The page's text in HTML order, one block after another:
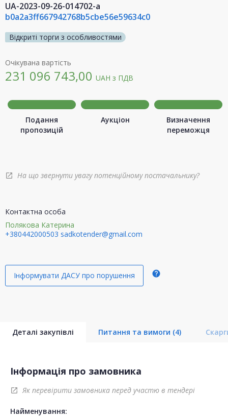
UA-2023-09-26-014702-a
b0a2a3ff667942768b5cbe56e59634c0
Відкриті торги з особливостями
Очікувана вартість
231 096 743,00 UAH з ПДВ
Подання
пропозицій
Аукціон
Визначення
переможця
open_in_new На що звернути увагу потенційному постачальнику?
Контактна особа
Полякова Катерина
+380442000503 sadkotender@gmail.com
Інформувати ДАСУ про порушення help
Деталі закупівлі Питання та вимоги (4)
Інформація про замовника
open_in_new Як перевірити замовника перед участю в тендері
Найменування: